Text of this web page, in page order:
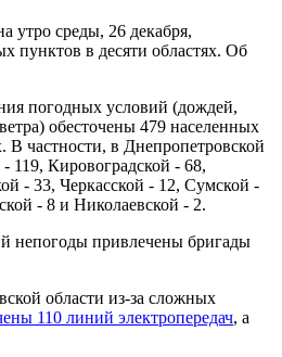
утро среды, 26 декабря,
пунктов в десяти областях. Об
погодных условий (дождей,
обесточены 479 населенных
В частности, в Днепропетровской
119, Кировоградской - 68,
- 33, Черкасской - 12, Сумской -
- 8 и Николаевской - 2.
непогоды привлечены бригады
области из-за сложных
110 линий электропередач, а